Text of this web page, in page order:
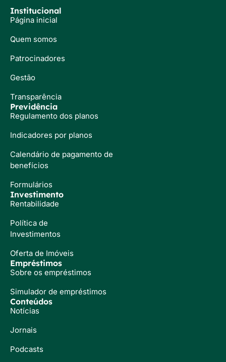
Institucional
Página inicial
Quem somos
Patrocinadores
Gestão
Transparência
Previdência
Regulamento dos planos
Indicadores por planos
Calendário de pagamento de
benefícios
Formulários
Investimento
Rentabilidade
Política de
Investimentos
Oferta de Imóveis
Empréstimos
Sobre os empréstimos
Simulador de empréstimos
Conteúdos
Notícias
Jornais
Podcasts